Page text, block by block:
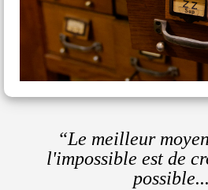
“Le meilleur
l'impossible est de